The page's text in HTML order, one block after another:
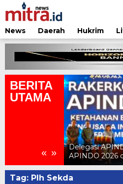
Lewati
ke
konten
News
Daerah Hukrim
BERITA
UTAMA
« »
Delegasi
APINDO 2026
Tag: Plh Sekda